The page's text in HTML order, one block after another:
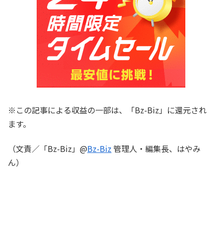
※この記事による収益の一部は、「Bz-Biz」に還元され
ます。
（文責／「Bz-Biz」@Bz-Biz 管理人・編集長、はやみ
ん）